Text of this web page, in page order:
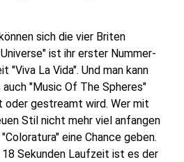
sich die vier Briten
ist ihr erster Nummer-
"Viva La Vida". Und man kann
auch "Music Of The Spheres"
oder gestreamt wird. Wer mit
Stil nicht mehr viel anfangen
eine Chance geben.
Sekunden Laufzeit ist es der